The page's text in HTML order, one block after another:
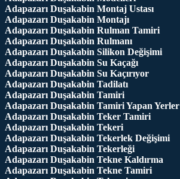
Adapazarı Duşakabin Montaj Ustası
Adapazarı Duşakabin Montajı
Adapazarı Duşakabin Rulman Tamiri
Adapazarı Duşakabin Rulmanı
Adapazarı Duşakabin Silikon Değişimi
Adapazarı Duşakabin Su Kaçağı
Adapazarı Duşakabin Su Kaçırıyor
Adapazarı Duşakabin Tadilatı
Adapazarı Duşakabin Tamiri
Adapazarı Duşakabin Tamiri Yapan Yerler
Adapazarı Duşakabin Teker Tamiri
Adapazarı Duşakabin Tekeri
Adapazarı Duşakabin Tekerlek Değişimi
Adapazarı Duşakabin Tekerleği
Adapazarı Duşakabin Tekne Kaldırma
Adapazarı Duşakabin Tekne Tamiri